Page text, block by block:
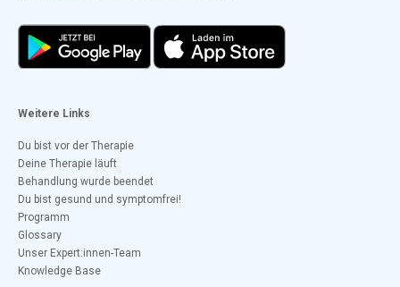
Weitere Links
Du bist vor der Therapie
Deine Therapie läuft
Behandlung wurde beendet
Du bist gesund und symptomfrei!
Programm
Glossary
Unser Expert:innen-Team
Knowledge Base